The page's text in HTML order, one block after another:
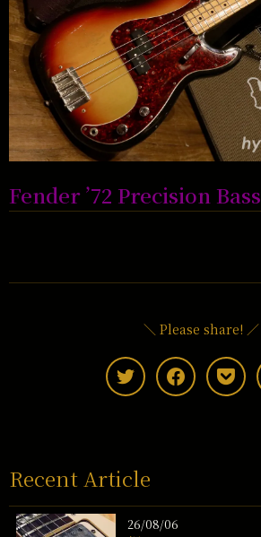
Fender ’72 Precision Bass
＼ Please share! ／
Recent Article
26/08/06